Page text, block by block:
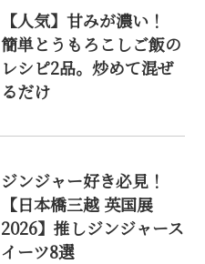
【人気】甘みが濃い！
簡単とうもろこしご飯の
レシピ2品。炒めて混ぜ
るだけ
ジンジャー好き必見！
【日本橋三越 英国展
2026】推しジンジャース
イーツ8選